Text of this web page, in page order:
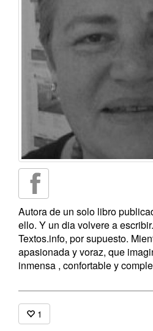
Autora de un solo libro
ello. Y un dia volvere a
Textos.info, por supuesto.
apasionada y voraz, que
inmensa , confortable y
1